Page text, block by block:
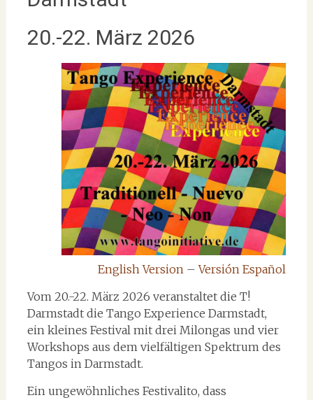
20.-22. März 2026
English Version –Versión Español
Vom 20.-22. März 2026 veranstaltet die T!
Darmstadt die Tango Experience Darmstadt,
ein kleines Festival mit drei Milongas und vier
Workshops aus dem vielfältigen Spektrum des
Tangos in Darmstadt.
Ein ungewöhnliches Festivalito, dass